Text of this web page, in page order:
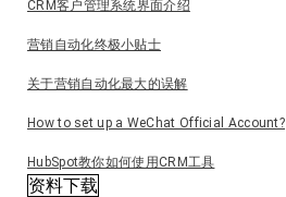
CRM客户管理系统界面介绍
营销自动化终极小贴士
关于营销自动化最大的误解
How to set up a WeChat Official Account?
HubSpot教你如何使用CRM工具
资料下载